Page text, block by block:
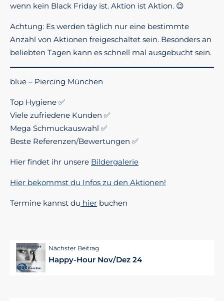
wenn kein Black Friday ist. Aktion ist Aktion. 😉
Achtung: Es werden täglich nur eine bestimmte
Anzahl von Aktionen freigeschaltet sein. Besonders an
beliebten Tagen kann es schnell mal ausgebucht sein.
blue – Piercing München
Top Hygiene ✅
Viele zufriedene Kunden ✅
Mega Schmuckauswahl ✅
Beste Referenzen/Bewertungen ✅
Hier findet ihr unsere Bildergalerie
Hier bekommst du Infos zu den Aktionen!
Termine kannst du hier buchen
Nächster Beitrag
Happy-Hour Nov/Dez 24